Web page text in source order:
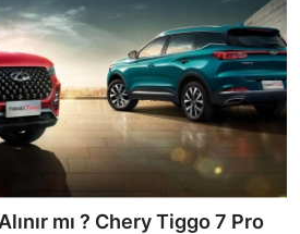
mı ? Chery Tiggo 7 Pro